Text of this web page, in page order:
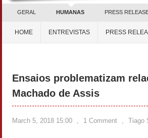
GERAL HUMANAS PRESS
HOME ENTREVISTAS PRESS
Ensaios problematizam
Machado de Assis
March 5, 2018 15:00 , 1 Comment , Tiago